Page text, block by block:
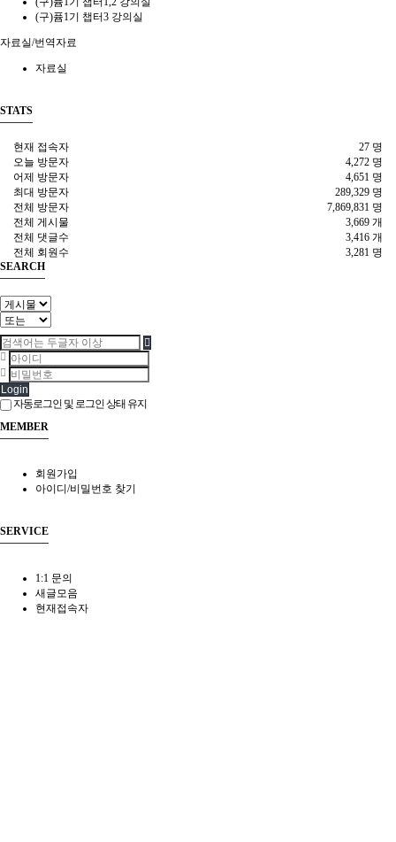
(구)퓸1기 챕터3 강의실
자료실/번역자료
자료실
STATS
27 명
현재 접속자
4,272 명
오늘 방문자
4,651 명
어제 방문자
289,329 명
최대 방문자
7,869,831 명
전체 방문자
3,669 개
전체 게시물
3,416 개
전체 댓글수
3,281 명
전체 회원수
SEARCH
Login
자동로그인 및 로그인 상태 유지
MEMBER
회원가입
아이디/비밀번호 찾기
SERVICE
1:1 문의
새글모음
현재접속자